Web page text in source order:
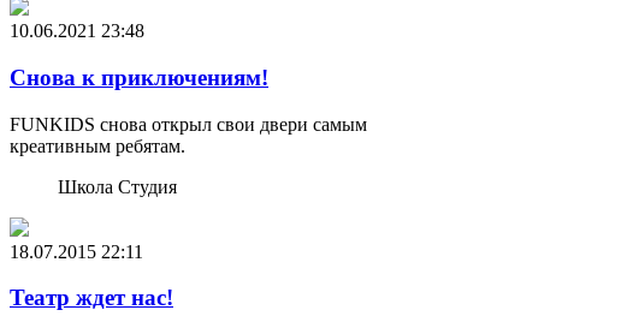
10.06.2021 23:48
Снова к приключениям!
FUNKIDS снова открыл свои двери самым
креативным ребятам.
Школа Студия
18.07.2015 22:11
Театр ждет нас!